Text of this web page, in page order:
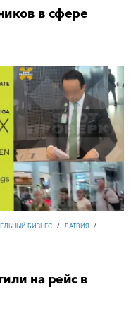
в сфере
БИЗНЕС / ЛАТВИЯ /
на рейс в